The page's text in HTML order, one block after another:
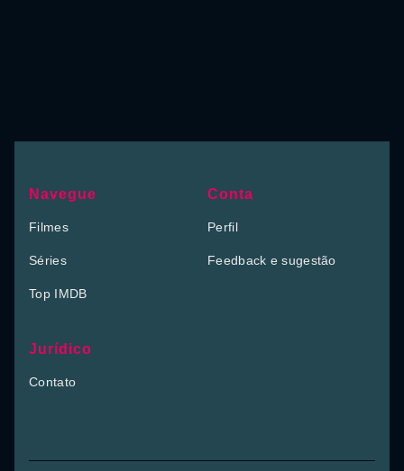
Navegue
Filmes
Séries
Top IMDB
Conta
Perfil
Feedback e sugestão
Jurídico
Contato